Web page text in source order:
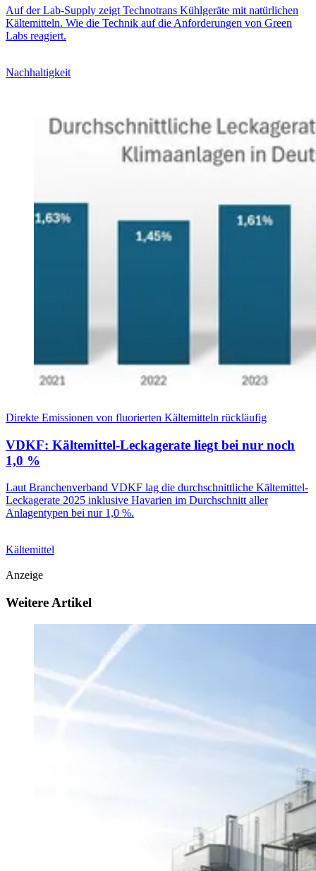
Auf der Lab-Supply zeigt Technotrans Kühlgeräte mit natürlichen
Kältemitteln. Wie die Technik auf die Anforderungen von Green
Labs reagiert.
Nachhaltigkeit
Direkte Emissionen von fluorierten Kältemitteln rückläufig
VDKF: Kältemittel-Leckagerate liegt bei nur noch
1,0 %
Laut Branchenverband VDKF lag die durchschnittliche Kältemittel-
Leckagerate 2025 inklusive Havarien im Durchschnitt aller
Anlagentypen bei nur 1,0 %.
Kältemittel
Anzeige
Weitere Artikel